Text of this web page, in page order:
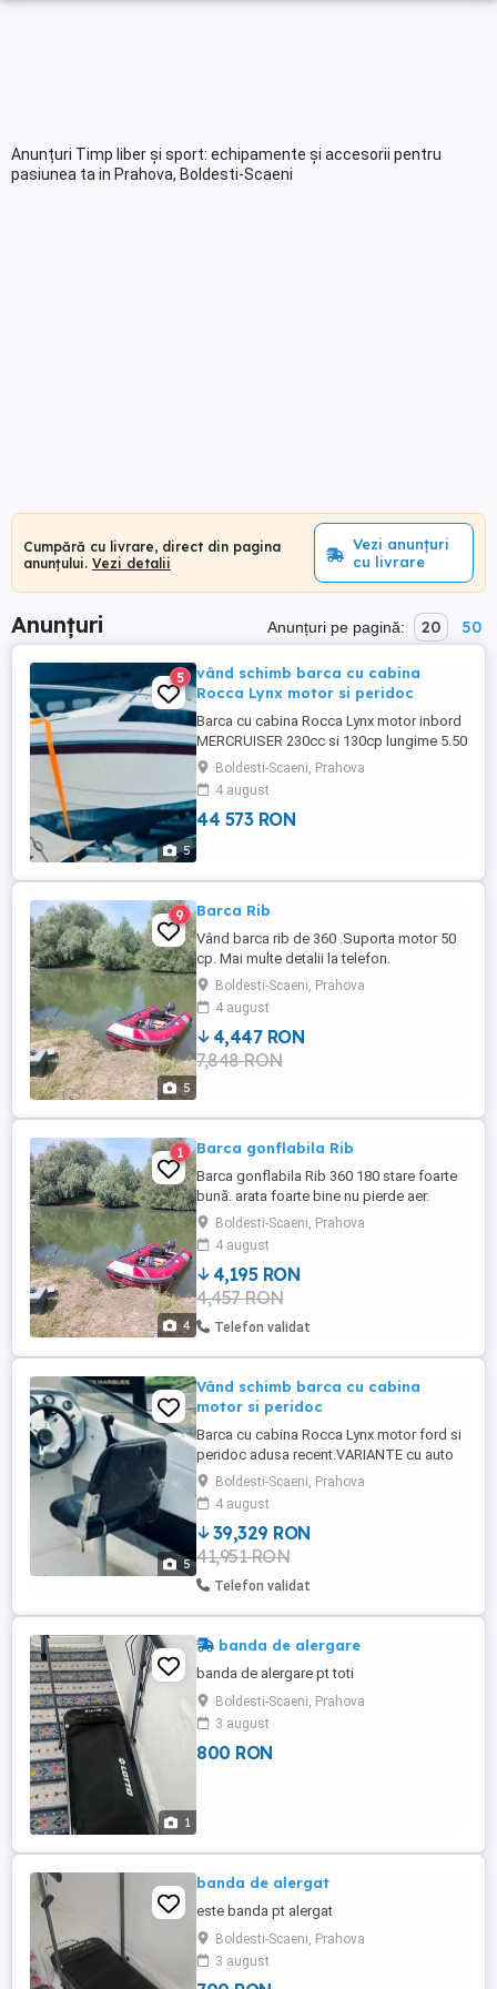
Anunțuri Timp liber și sport: echipamente și accesorii pentru
pasiunea ta in Prahova, Boldesti-Scaeni
Cumpără cu livrare, direct din pagina
anunțului. Vezi detalii
Vezi anunțuri
cu livrare
Anunțuri Anunțuri pe pagină: 20 50
5
5
vând schimb barca cu cabina
Rocca Lynx motor si peridoc
Barca cu cabina Rocca Lynx motor inbord
MERCRUISER 230cc si 130cp lungime 5.50
m.latime 210 .m stare foarte bună
înmatriculată in Belgia. peridoc .VARIANTE
Auto benzina si gpl sau barca open
+diferenta
Boldesti-Scaeni, Prahova
4 august
44 573 RON
5
9 Barca Rib
Vând barca rib de 360 .Suporta motor 50
cp. Mai multe detalii la telefon.
Boldesti-Scaeni, Prahova
4 august
4,447 RON
7,848 RON
4
1 Barca gonflabila Rib
Barca gonflabila Rib 360 180 stare foarte
bună. arata foarte bine nu pierde aer.
detalii la telefon
Boldesti-Scaeni, Prahova
4 august
4,195 RON
4,457 RON
Telefon validat
5
Vând schimb barca cu cabina
motor si peridoc
Barca cu cabina Rocca Lynx motor ford si
peridoc adusa recent.VARIANTE cu auto
sau barca open.detalii la telefon
Boldesti-Scaeni, Prahova
4 august
39,329 RON
41,951 RON
Telefon validat
1
banda de alergare
banda de alergare pt toti
Boldesti-Scaeni, Prahova
3 august
800 RON
banda de alergat
este banda pt alergat
Boldesti-Scaeni, Prahova
3 august